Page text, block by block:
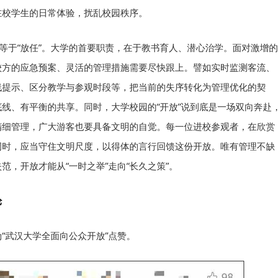
学生的日常体验，扰乱校园秩序。
于“放任”。大学的首要职责，在于教书育人、潜心治学。面对激增的
的应急预案、灵活的管理措施需要尽快跟上。譬如实时监测客流、
示、区分教学与参观时段等，把当前的失序转化为管理优化的契
、有平衡的共享。同时，大学校园的“开放”说到底是一场双向奔赴，
管理，广大游客也要具备文明的自觉。每一位进校参观者，在欣赏
，应当守住文明尺度，以得体的言行回馈这份开放。唯有管理不缺
，开放才能从“一时之举”走向“长久之策”。
武汉大学全面向公众开放”点赞。